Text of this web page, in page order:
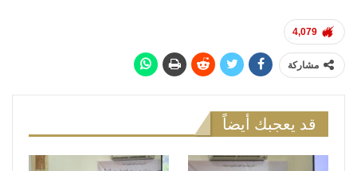
4,079
مشاركة
قد يعجبك أيضاً